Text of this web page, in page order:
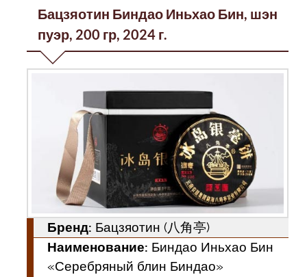
Бацзяотин Биндао Иньхао Бин, шэн
пуэр, 200 гр, 2024 г.
Бренд: Бацзяотин (八角亭)
Наименование: Биндао Иньхао Бин
«Серебряный блин Биндао»